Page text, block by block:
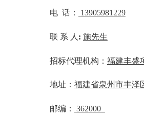
电 话： 13905981229
联 系 人 : 施先生
招标代理机构： 福建丰盛
地址： 福建省泉州市丰泽
邮编： 362000